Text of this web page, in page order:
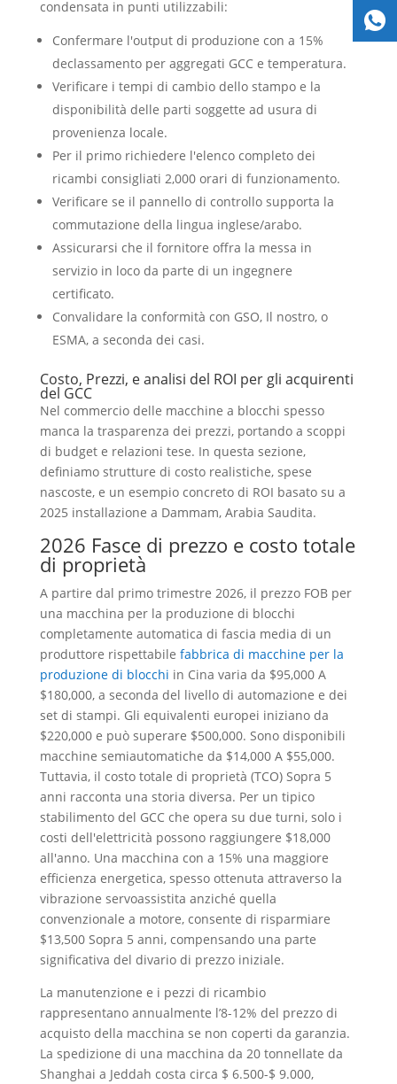
condensata in punti utilizzabili:
Confermare l'output di produzione con a 15%
declassamento per aggregati GCC e temperatura.
Verificare i tempi di cambio dello stampo e la
disponibilità delle parti soggette ad usura di
provenienza locale.
Per il primo richiedere l'elenco completo dei
ricambi consigliati 2,000 orari di funzionamento.
Verificare se il pannello di controllo supporta la
commutazione della lingua inglese/arabo.
Assicurarsi che il fornitore offra la messa in
servizio in loco da parte di un ingegnere
certificato.
Convalidare la conformità con GSO, Il nostro, o
ESMA, a seconda dei casi.
Costo, Prezzi, e analisi del ROI per gli acquirenti
del GCC
Nel commercio delle macchine a blocchi spesso
manca la trasparenza dei prezzi, portando a scoppi
di budget e relazioni tese. In questa sezione,
definiamo strutture di costo realistiche, spese
nascoste, e un esempio concreto di ROI basato su a
2025 installazione a Dammam, Arabia Saudita.
2026 Fasce di prezzo e costo totale
di proprietà
A partire dal primo trimestre 2026, il prezzo FOB per
una macchina per la produzione di blocchi
completamente automatica di fascia media di un
produttore rispettabile fabbrica di macchine per la
produzione di blocchi in Cina varia da $95,000 A
$180,000, a seconda del livello di automazione e dei
set di stampi. Gli equivalenti europei iniziano da
$220,000 e può superare $500,000. Sono disponibili
macchine semiautomatiche da $14,000 A $55,000.
Tuttavia, il costo totale di proprietà (TCO) Sopra 5
anni racconta una storia diversa. Per un tipico
stabilimento del GCC che opera su due turni, solo i
costi dell'elettricità possono raggiungere $18,000
all'anno. Una macchina con a 15% una maggiore
efficienza energetica, spesso ottenuta attraverso la
vibrazione servoassistita anziché quella
convenzionale a motore, consente di risparmiare
$13,500 Sopra 5 anni, compensando una parte
significativa del divario di prezzo iniziale.
La manutenzione e i pezzi di ricambio
rappresentano annualmente l’8-12% del prezzo di
acquisto della macchina se non coperti da garanzia.
La spedizione di una macchina da 20 tonnellate da
Shanghai a Jeddah costa circa $ 6.500-$ 9.000,